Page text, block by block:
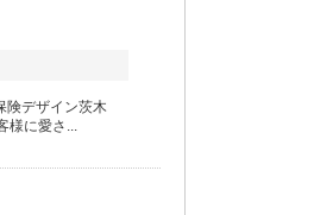
険デザイン茨木
様に愛さ...